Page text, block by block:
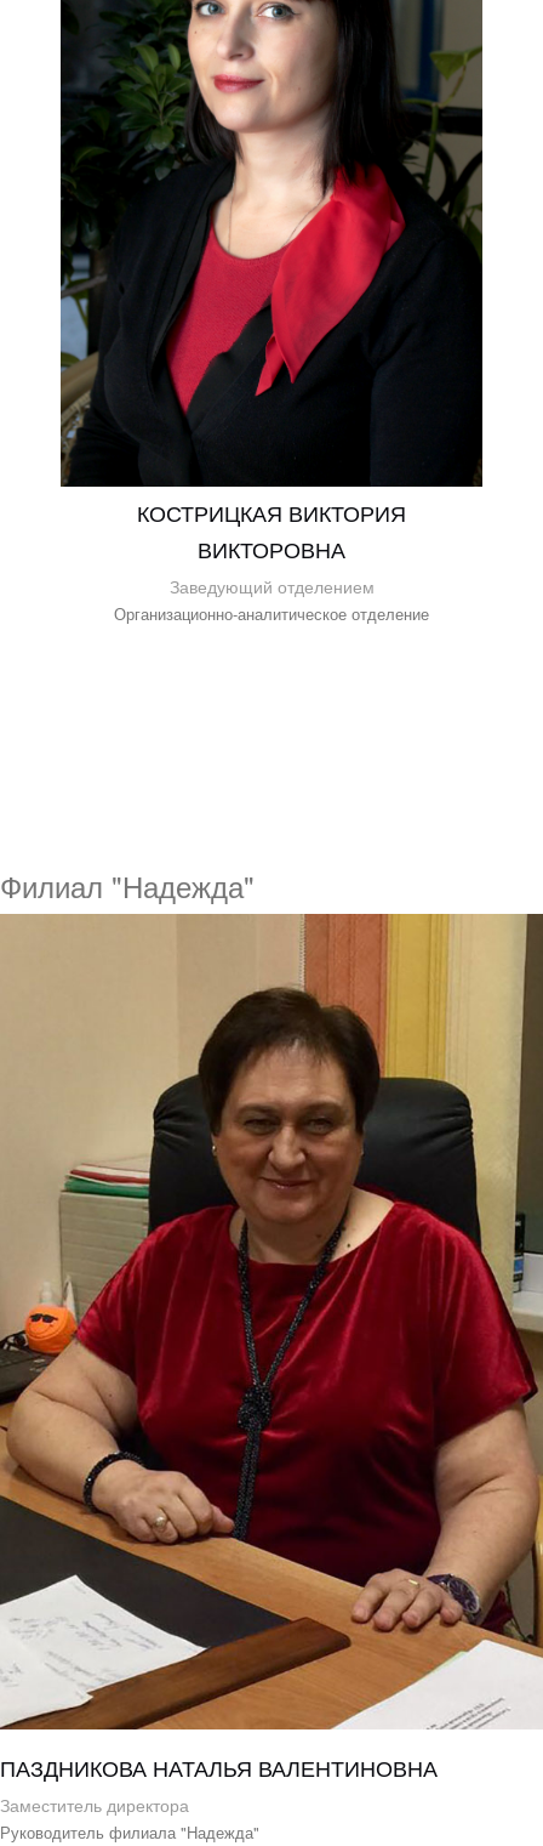
КУЗНЕЦОВА Е.В.
Заместитель директора
КОСТРИЦКАЯ ВИКТОРИЯ
ВИКТОРОВНА
Заведующий отделением
Организационно-аналитическое отделение
Филиал "Надежда"
ПАЗДНИКОВА НАТАЛЬЯ ВАЛЕНТИНОВНА
Заместитель директора
Руководитель филиала "Надежда"